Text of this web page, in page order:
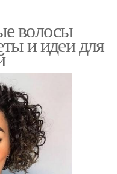
волосы
и идеи для